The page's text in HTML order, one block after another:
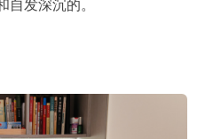
自发深沉的。